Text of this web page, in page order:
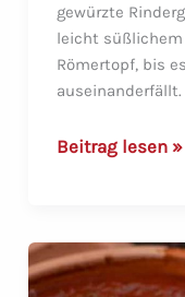
gewürzte
leicht
Römertopf, bis
auseinanderfällt.
Kürbis
im
Römertopf
Beitrag lesen »